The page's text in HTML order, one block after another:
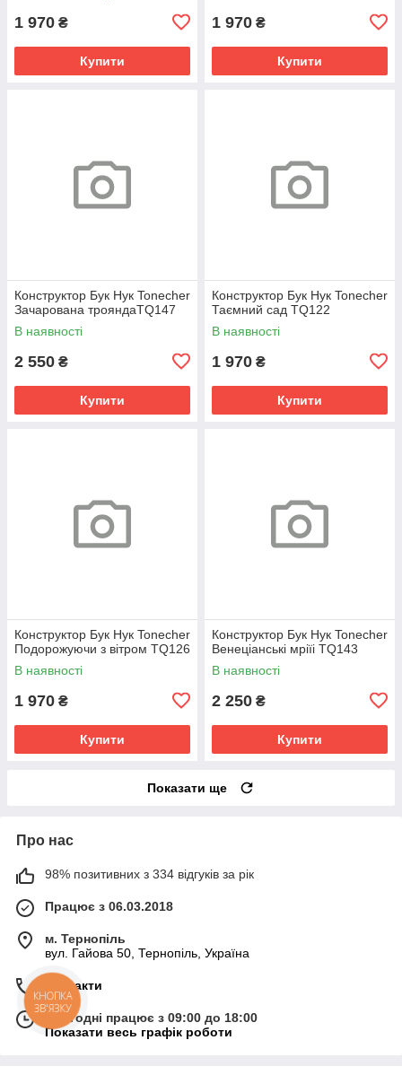
1 970 ₴
Купити
1 970 ₴
Купити
Конструктор Бук Нук Tonecher
Зачарована трояндаTQ147
В наявності
2 550 ₴
Купити
Конструктор Бук Нук Tonecher
Таємний сад TQ122
В наявності
1 970 ₴
Купити
Конструктор Бук Нук Tonecher
Подорожуючи з вітром TQ126
В наявності
1 970 ₴
Купити
Конструктор Бук Нук Tonecher
Венеціанські мріїі TQ143
В наявності
2 250 ₴
Купити
Показати ще
Про нас
98% позитивних з 334 відгуків за рік
Працює з 06.03.2018
м. Тернопіль
вул. Гайова 50, Тернопіль, Україна
Контакти
Сьогодні працює з 09:00 до 18:00
Показати весь графік роботи
КНОПКА
ЗВ'ЯЗКУ